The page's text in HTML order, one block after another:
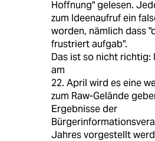
Hoffnung" gelesen.
zum Ideenaufruf ein
worden, nämlich dass
frustriert aufgab".
Das ist so nicht richtig:
am
22. April wird es eine
zum Raw-Gelände
Ergebnisse der
Jahres vorgestellt